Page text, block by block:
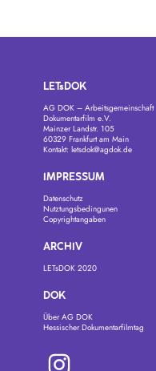
LETsDOK
AG DOK – Arbeitsgemeinschaft
Dokumentarfilm e.V.
Mainzer Landstr. 105
60329 Frankfurt am Main
Kontakt: letsdok@agdok.de
IMPRESSUM
Datenschutz
Nutztungsbedingunen
Copyrightangaben
ARCHIV
LETsDOK 2020
DOK
Über AG DOK
Hessischer Dokumentarfilmtag